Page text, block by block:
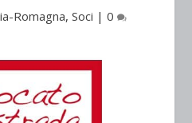
Romagna, Soci | 0